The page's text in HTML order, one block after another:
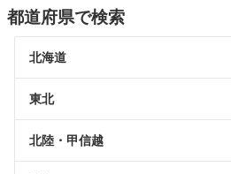
都道府県で検索
北海道
東北
北陸・甲信越